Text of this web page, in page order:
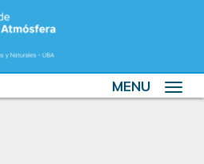
Toggle
MENU